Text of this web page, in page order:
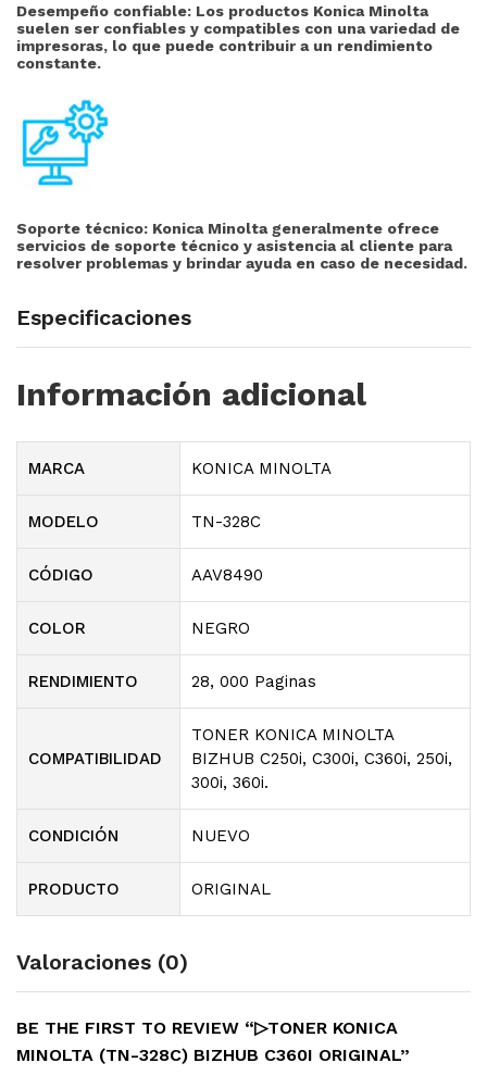
Desempeño confiable: Los productos Konica Minolta
suelen ser confiables y compatibles con una variedad de
impresoras, lo que puede contribuir a un rendimiento
constante.
Soporte técnico: Konica Minolta generalmente ofrece
servicios de soporte técnico y asistencia al cliente para
resolver problemas y brindar ayuda en caso de necesidad.
Especificaciones
Información adicional
MARCA KONICA MINOLTA
MODELO TN-328C
CÓDIGO AAV8490
COLOR NEGRO
RENDIMIENTO 28, 000 Paginas
COMPATIBILIDAD
TONER KONICA MINOLTA
BIZHUB C250i, C300i, C360i, 250i,
300i, 360i.
CONDICIÓN NUEVO
PRODUCTO ORIGINAL
Valoraciones (0)
BE THE FIRST TO REVIEW “▷TONER KONICA
MINOLTA (TN-328C) BIZHUB C360I ORIGINAL”